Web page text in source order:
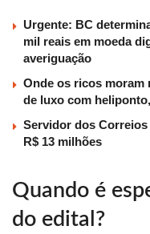
Urgente: BC
mil reais em moeda
averiguação
Onde os ricos moram
de luxo com
Servidor dos
R$ 13 milhões
Quando é
do edital?